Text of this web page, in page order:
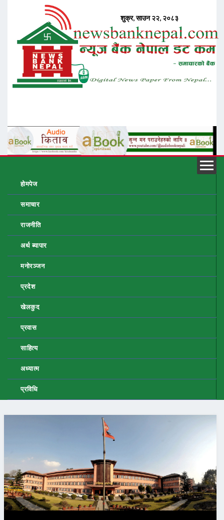
होमपेज
समाचार
राजनीति
अर्थ ब्यापार
मनोरञ्जन
प्रदेश
खेलकुद
प्रवास
साहित्य
अध्यात्म
प्रविधि